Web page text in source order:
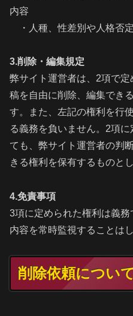
内容
・人種、性差別や人格否
3.削除・編集規定
弊サイト運営者は、2項で
稿を自由に削除、編集でき
す。また、左記の権利を行
る義務を負いません。2項
ても、弊サイト運営者の判
きる権利を保有するものとし
4.免責事項
3項に定められた権利は義
内容を常時監視することは
削除依頼について